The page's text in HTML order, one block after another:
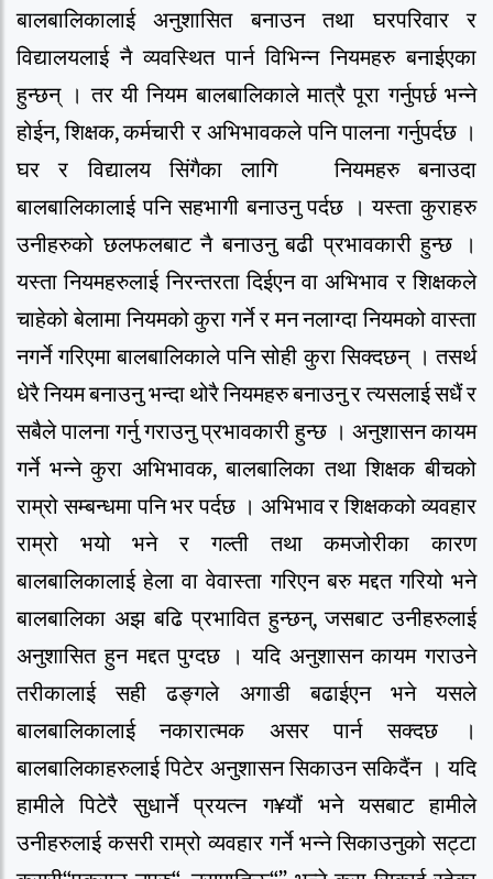
बालबालिकालाई अनुशासित बनाउन तथा घरपरिवार र
विद्यालयलाई नै व्यवस्थित पार्न विभिन्न नियमहरु बनाईएका
हुन्छन् । तर यी नियम बालबालिकाले मात्रै पूरा गर्नुपर्छ भन्ने
होईन, शिक्षक, कर्मचारी र अभिभावकले पनि पालना गर्नुपर्दछ ।
घर र विद्यालय सिंगैका लागि नियमहरु बनाउदा
बालबालिकालाई पनि सहभागी बनाउनु पर्दछ । यस्ता कुराहरु
उनीहरुको छलफलबाट नै बनाउनु बढी प्रभावकारी हुन्छ ।
यस्ता नियमहरुलाई निरन्तरता दिईएन वा अभिभाव र शिक्षकले
चाहेको बेलामा नियमको कुरा गर्ने र मन नलाग्दा नियमको वास्ता
नगर्ने गरिएमा बालबालिकाले पनि सोही कुरा सिक्दछन् । तसर्थ
धेरै नियम बनाउनु भन्दा थोरै नियमहरु बनाउनु र त्यसलाई सधैं र
सबैले पालना गर्नु गराउनु प्रभावकारी हुन्छ । अनुशासन कायम
गर्ने भन्ने कुरा अभिभावक, बालबालिका तथा शिक्षक बीचको
राम्रो सम्बन्धमा पनि भर पर्दछ । अभिभाव र शिक्षकको व्यवहार
राम्रो भयो भने र गल्ती तथा कमजोरीका कारण
बालबालिकालाई हेला वा वेवास्ता गरिएन बरु मद्दत गरियो भने
बालबालिका अझ बढि प्रभावित हुन्छन्, जसबाट उनीहरुलाई
अनुशासित हुन मद्दत पुग्दछ । यदि अनुशासन कायम गराउने
तरीकालाई सही ढङ्गले अगाडी बढाईएन भने यसले
बालबालिकालाई नकारात्मक असर पार्न सक्दछ ।
बालबालिकाहरुलाई पिटेर अनुशासन सिकाउन सकिदैंन । यदि
हामीले पिटेरै सुधार्ने प्रयत्न ग¥यौं भने यसबाट हामीले
उनीहरुलाई कसरी राम्रो व्यवहार गर्ने भन्ने सिकाउनुको सट्टा